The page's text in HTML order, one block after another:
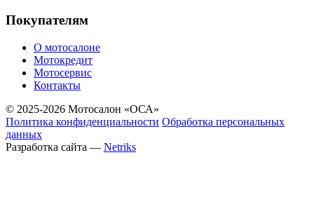
Покупателям
О мотосалоне
Мотокредит
Мотосервис
Контакты
© 2025-2026 Мотосалон «ОСА»
Политика конфиденциальности Обработка персональных
данных
Разработка сайта — Netriks